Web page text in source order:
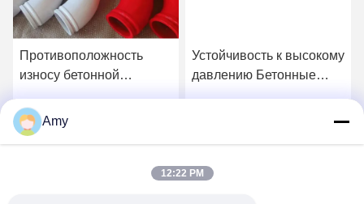
Противоположность
износу бетонной
современном
строительствеПолучите самую
Устойчивость к высокому
давлению Бетонные
Amy
12:22 PM